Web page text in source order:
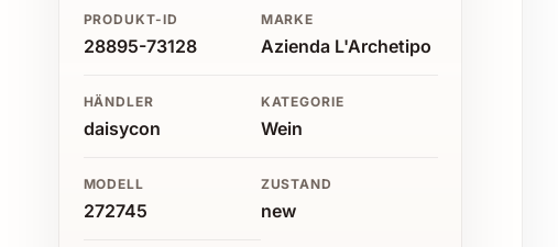
PRODUKT-ID
28895-73128
MARKE
Azienda L'Archetipo
HÄNDLER
daisycon
KATEGORIE
Wein
MODELL
272745
ZUSTAND
new